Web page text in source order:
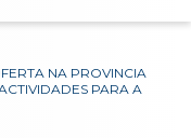
NA PROVINCIA
PARA A